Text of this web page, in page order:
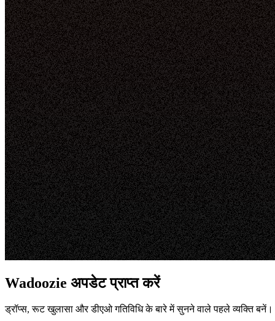
Wadoozie अपडेट प्राप्त करें
ड्रॉप्स, रूट खुलासा और डीएओ गतिविधि के बारे में सुनने वाले पहले व्यक्ति बनें।